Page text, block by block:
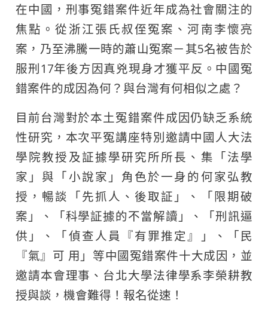
在中國，刑事冤錯案件近年成為社會關注的
焦點。從浙江張氏叔侄冤案、河南李懷亮
案，乃至沸騰一時的蕭山冤案－其5名被告於
服刑17年後方因真兇現身才獲平反。中國冤
錯案件的成因為何？與台灣有何相似之處？
目前台灣對於本土冤錯案件成因仍缺乏系統
性研究，本次平冤講座特別邀請中國人大法
學院教授及証據學研究所所長、集「法學
家」與「小說家」角色於一身的何家弘教
授，暢談「先抓人、後取証」、「限期破
案」、「科學証據的不當解讀」、「刑訊逼
供」、「偵查人員『有罪推定』」、「民
『氣』可 用」等中國冤錯案件十大成因，並
邀請本會理事、台北大學法律學系李榮耕教
授與談，機會難得！報名從速！